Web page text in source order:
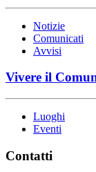
Notizie
Comunicati
Avvisi
Vivere il
Luoghi
Eventi
Contatti